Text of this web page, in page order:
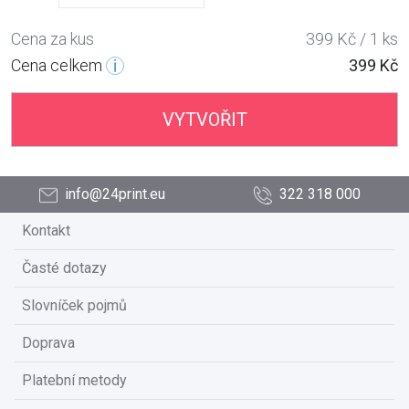
Cena za kus
399 Kč / 1 ks
Cena celkem
399 Kč
VYTVOŘIT
info@24print.eu 322 318 000
Kontakt
Časté dotazy
Slovníček pojmů
Doprava
Platební metody